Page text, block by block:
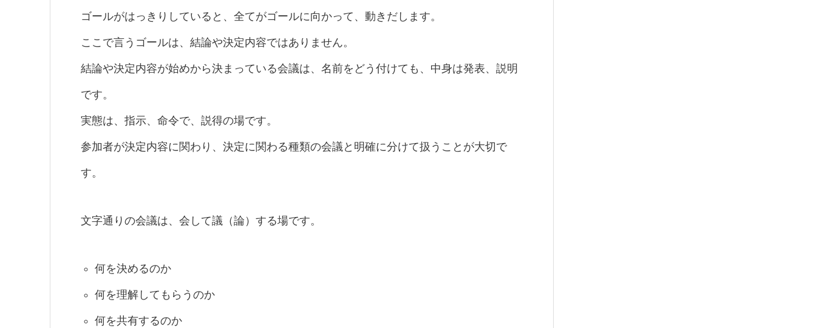
ゴールがはっきりしていると、全てがゴールに向かって、動きだします。
ここで言うゴールは、結論や決定内容ではありません。
結論や決定内容が始めから決まっている会議は、名前をどう付けても、中身は発表、説明
です。
実態は、指示、命令で、説得の場です。
参加者が決定内容に関わり、決定に関わる種類の会議と明確に分けて扱うことが大切で
す。
文字通りの会議は、会して議（論）する場です。
何を決めるのか
何を理解してもらうのか
何を共有するのか